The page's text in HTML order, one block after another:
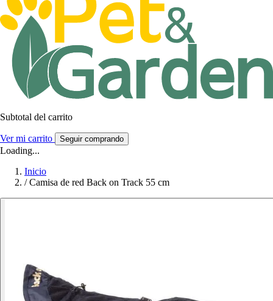
Subtotal del carrito
Ver mi carrito Seguir comprando
Loading...
Inicio
/ Camisa de red Back on Track 55 cm